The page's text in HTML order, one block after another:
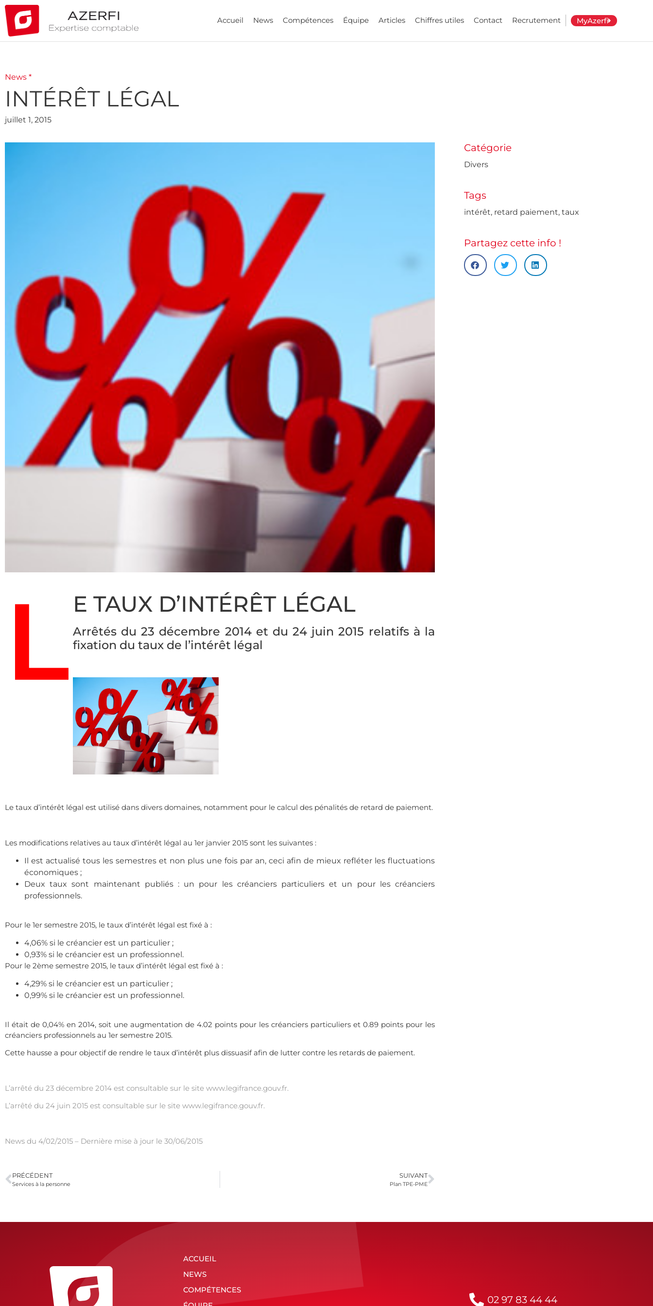
Accueil News Compétences Équipe Articles Chiffres utiles Contact Recrutement MyAzerfi
News *
INTÉRÊT LÉGAL
juillet 1, 2015
L E TAUX D’INTÉRÊT LÉGAL
Arrêtés du 23 décembre 2014 et du 24 juin 2015 relatifs à la
fixation du taux de l’intérêt légal
Le taux d’intérêt légal est utilisé dans divers domaines, notamment pour le calcul des pénalités de retard de paiement.
Les modifications relatives au taux d’intérêt légal au 1er janvier 2015 sont les suivantes :
Il est actualisé tous les semestres et non plus une fois par an, ceci afin de mieux refléter les fluctuations
économiques ;
Deux taux sont maintenant publiés : un pour les créanciers particuliers et un pour les créanciers
professionnels.
Pour le 1er semestre 2015, le taux d’intérêt légal est fixé à :
4,06% si le créancier est un particulier ;
0,93% si le créancier est un professionnel.
Pour le 2ème semestre 2015, le taux d’intérêt légal est fixé à :
4,29% si le créancier est un particulier ;
0,99% si le créancier est un professionnel.
Il était de 0,04% en 2014, soit une augmentation de 4.02 points pour les créanciers particuliers et 0.89 points pour les
créanciers professionnels au 1er semestre 2015.
Cette hausse a pour objectif de rendre le taux d’intérêt plus dissuasif afin de lutter contre les retards de paiement.
L’arrêté du 23 décembre 2014 est consultable sur le site www.legifrance.gouv.fr.
L’arrêté du 24 juin 2015 est consultable sur le site www.legifrance.gouv.fr.
News du 4/02/2015 – Dernière mise à jour le 30/06/2015
PRÉCÉDENT
Services à la personne
SUIVANT
Plan TPE-PME
Catégorie
Divers
Tags
intérêt, retard paiement, taux
Partagez cette info !
ACCUEIL
NEWS
COMPÉTENCES
02 97 83 44 44